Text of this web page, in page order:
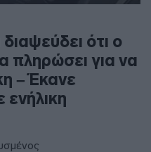
ότι ο
πληρώσει για να
– Έκανε